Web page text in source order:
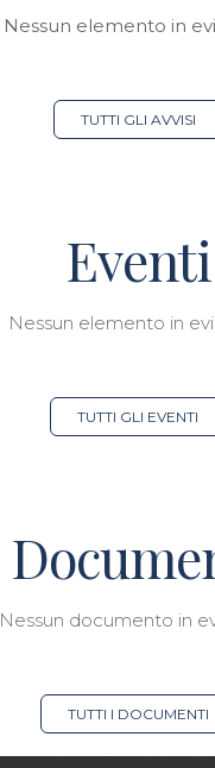
Nessun elemento in
TUTTI GLI AVVISI
Eventi
Nessun elemento in
TUTTI GLI EVENTI
Nessun documento in
TUTTI I DOCUMENTI